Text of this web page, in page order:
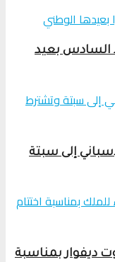
السادس بعيد
إلى سبتة
ديفوار بمناسبة